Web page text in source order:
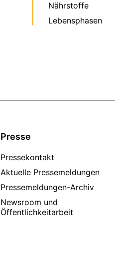
Nährstoffe
Lebensphasen
Presse
Pressekontakt
Aktuelle Pressemeldungen
Pressemeldungen-Archiv
Newsroom und
Öffentlichkeitarbeit